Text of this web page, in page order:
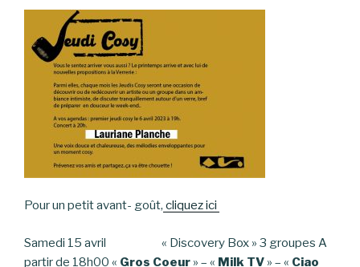
Pour un petit avant- goût, cliquez ici
Samedi 15 avril « Discovery Box » 3 groupes A
partir de 18h00 « Gros Coeur » – « Milk TV » – « Ciao